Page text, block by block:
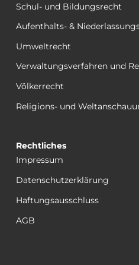
Schul- und Bildungsrecht
Aufenthalts- &
Umweltrecht
Verwaltungsverfahren und
Völkerrecht
Religions- und
Rechtliches
Impressum
Datenschutzerklärung
Haftungsausschluss
AGB